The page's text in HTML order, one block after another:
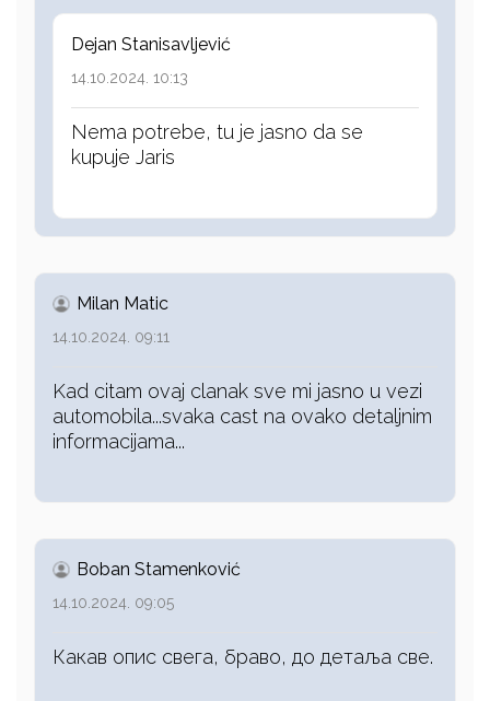
Dejan Stanisavljević
14.10.2024. 10:13
Nema potrebe, tu je jasno da se
kupuje Jaris
Milan Matic
14.10.2024. 09:11
Kad citam ovaj clanak sve mi jasno u vezi
automobila...svaka cast na ovako detaljnim
informacijama...
Boban Stamenković
14.10.2024. 09:05
Какав опис свега, браво, до детаља све.